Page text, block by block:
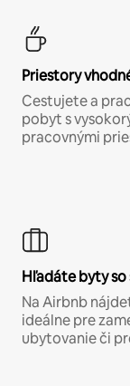
Priestory
Cestujete a
pobyt s
pracovnými
Hľadáte byty so
Na Airbnb
ideálne pre
ubytovanie či